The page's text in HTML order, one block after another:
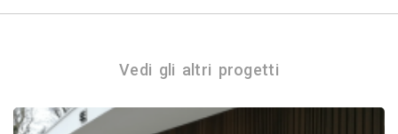
Vedi gli altri progetti